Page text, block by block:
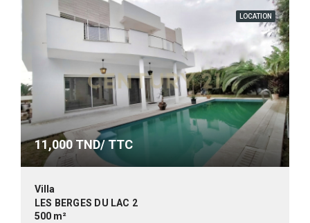
LOCATION
11,000TND/ TTC
Villa
LES BERGES DU LAC 2
500 m²